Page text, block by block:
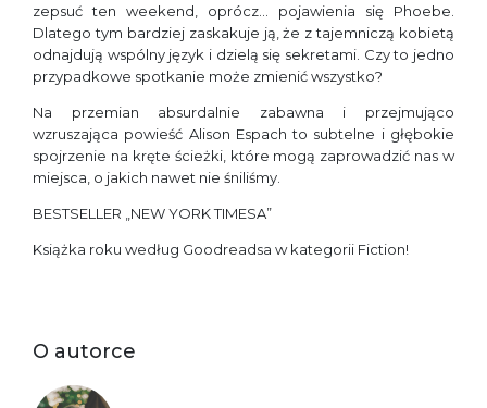
zepsuć ten weekend, oprócz… pojawienia się Phoebe.
Dlatego tym bardziej zaskakuje ją, że z tajemniczą kobietą
odnajdują wspólny język i dzielą się sekretami. Czy to jedno
przypadkowe spotkanie może zmienić wszystko?
Na przemian absurdalnie zabawna i przejmująco
wzruszająca powieść Alison Espach to subtelne i głębokie
spojrzenie na kręte ścieżki, które mogą zaprowadzić nas w
miejsca, o jakich nawet nie śniliśmy.
BESTSELLER „NEW YORK TIMESA”
Książka roku według Goodreadsa w kategorii Fiction!
O autorce